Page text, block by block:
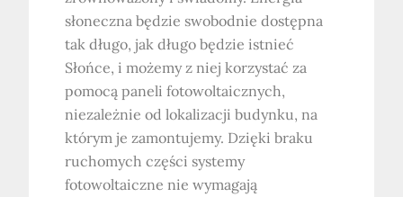
słoneczna będzie swobodnie dostępna
tak długo, jak długo będzie istnieć
Słońce, i możemy z niej korzystać za
pomocą paneli fotowoltaicznych,
niezależnie od lokalizacji budynku, na
którym je zamontujemy. Dzięki braku
ruchomych części systemy
fotowoltaiczne nie wymagają